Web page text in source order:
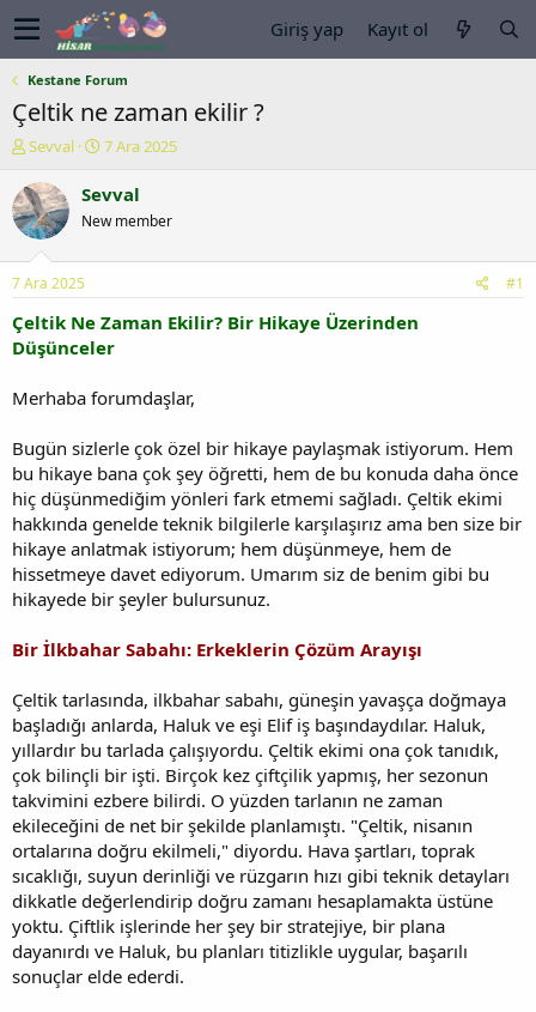
Giriş yap Kayıt ol
Kestane Forum
Çeltik ne zaman ekilir ?
K
n
u
y
b
a
ş
l
a
a
Sevval
B
ş
a
ç
a
i
i
7 Ara 2025
Sevval
New member
7 Ara 2025 #1
Çeltik Ne Zaman Ekilir? Bir Hikaye Üzerinden
Düşünceler
Merhaba forumdaşlar,
Bugün sizlerle çok özel bir hikaye paylaşmak istiyorum. Hem
bu hikaye bana çok şey öğretti, hem de bu konuda daha önce
hiç düşünmediğim yönleri fark etmemi sağladı. Çeltik ekimi
hakkında genelde teknik bilgilerle karşılaşırız ama ben size bir
hikaye anlatmak istiyorum; hem düşünmeye, hem de
hissetmeye davet ediyorum. Umarım siz de benim gibi bu
hikayede bir şeyler bulursunuz.
Bir İlkbahar Sabahı: Erkeklerin Çözüm Arayışı
Çeltik tarlasında, ilkbahar sabahı, güneşin yavaşça doğmaya
başladığı anlarda, Haluk ve eşi Elif iş başındaydılar. Haluk,
yıllardır bu tarlada çalışıyordu. Çeltik ekimi ona çok tanıdık,
çok bilinçli bir işti. Birçok kez çiftçilik yapmış, her sezonun
takvimini ezbere bilirdi. O yüzden tarlanın ne zaman
ekileceğini de net bir şekilde planlamıştı. "Çeltik, nisanın
ortalarına doğru ekilmeli," diyordu. Hava şartları, toprak
sıcaklığı, suyun derinliği ve rüzgarın hızı gibi teknik detayları
dikkatle değerlendirip doğru zamanı hesaplamakta üstüne
yoktu. Çiftlik işlerinde her şey bir stratejiye, bir plana
dayanırdı ve Haluk, bu planları titizlikle uygular, başarılı
sonuçlar elde ederdi.